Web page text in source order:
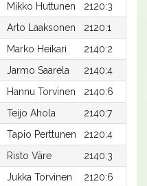
Mikko Huttunen
2120:3
Arto Laaksonen
2120:1
Marko Heikari
2140:2
Jarmo Saarela
2140:4
Hannu Torvinen
2140:6
Teijo Ahola
2140:7
Tapio Perttunen
2120:4
Risto Väre
2140:3
Jukka Torvinen
2120:6